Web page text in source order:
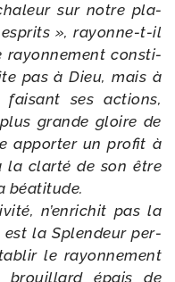
sur notre pla­
», rayonne-​t-​il
rayon­ne­ment consti­
pas à Dieu, mais à
fai­sant ses actions,
grande gloire de
appor­ter un pro­fit à
la clar­té de son être
béa­ti­tude.
n’enrichit pas la
la Splendeur per­
le rayon­ne­ment
épais de